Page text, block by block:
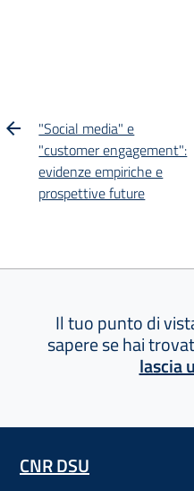
"Social media" e
"customer engagement":
evidenze empiriche e
prospettive future
Il tuo punto di
sapere se hai
lascia
CNR DSU